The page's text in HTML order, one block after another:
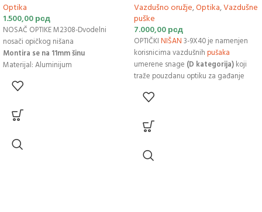
Optika
1.500,00рсд
NOSAČ OPTIKE M2308-Dvodelni
nosači opičkog nišana
Montira se na 11mm šinu
Materijal: Aluminijum
Brzomontirajući nosači, bez potrebe
Proizvođač: Kandar
Vazdušno oružje,Optika,Vazdušne
puške
7.000,00рсд
OPTIČKI NIŠAN 3-9X40 je namenjen
korisnicima vazdušnih pušaka
umerene snage (D kategorija) koji
traže pouzdanu optiku za gađanje
rasponom uvećanja
streljaštva, od bliskih rastojanja do
maksimalnog dometa dijabole.
KARAKTERISTIKE: